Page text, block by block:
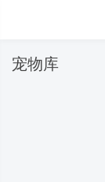
宠物库